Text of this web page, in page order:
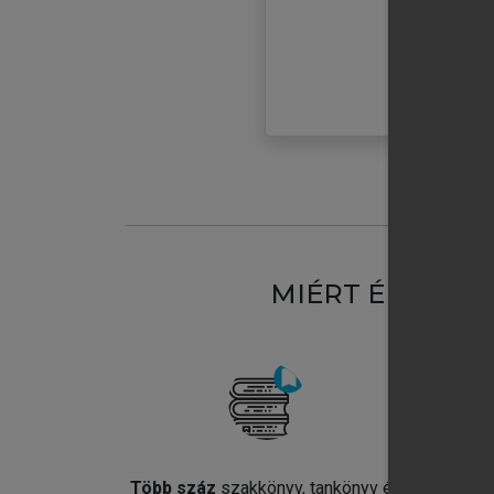
MIÉRT
Több száz szakkönyv, tankönyv és